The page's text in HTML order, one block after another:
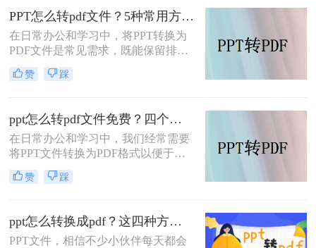
PowerPoint软件的用户查看。那么ppt
转pdf怎么操作呢？本文将详细介绍两
种PPT转PDF的方法，帮助您轻松实
现这一目标。
PPT怎么转pdf文件？5种常用方法详解！
在日常办公和学习中，将PPT转换为
PDF文件是常见需求，既能保留排版
格式，又方便跨平台分享。那么PPT
怎么转pdf文件呢？本文将介绍5种常
赞 踩
ppt怎么转pdf文件免费？四个方法帮你快速搞定
在日常办公和学习中，我们经常需要
将PPT文件转换为PDF格式以便于分
享、保存和打印。那么ppt怎么转pdf
文件免费呢？以下将详细介绍四种免
赞 踩
ppt怎么转换成pdf？这四种方法，老板用了都给满分！
PPT文件，相信不少小伙伴每天都会